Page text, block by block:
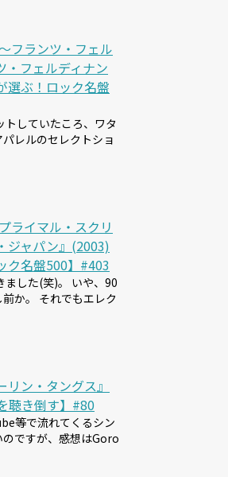
フランツ・フェル
・フェルディナン
選ぶ！ロック名盤
トしていたころ、ワタ
レルのセレクトショ
ライマル・スクリ
ジャパン』(2003)
ク名盤500】#403
ました(笑)。 いや、90
か。 それでもエレク
ン・タングス』
聴き倒す】#80
等で流れてくるシン
ですが、感想はGoro